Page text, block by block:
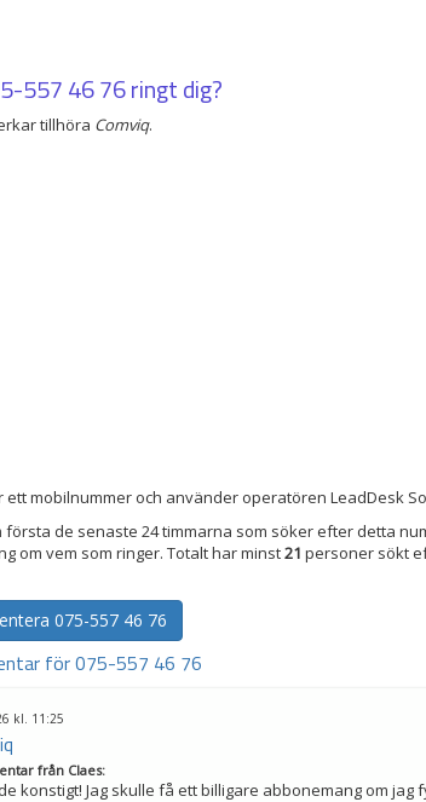
557 46 76ringt dig?
tillhöra Comviq.
ett mobilnummer och använder operatören LeadDesk
första de senaste 24 timmarna som söker efter detta
om vem som ringer. Totalt har minst21 personer sökt
075-557 46 76
för 075-557 46 76
kl. 11:25
från Claes:
konstigt! Jag skulle få ett billigare abbonemang om jag